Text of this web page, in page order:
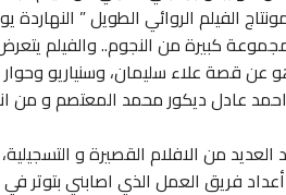
الفيلم الروائي الطويل ”
كبيرة من النجوم.. والفيلم
عن قصة علاء سليمان، وسنياريو
عادل ديكور محمد المعتصم و من
من الافلام القصيرة و
فريق العمل الذي اصابني بتوتر في